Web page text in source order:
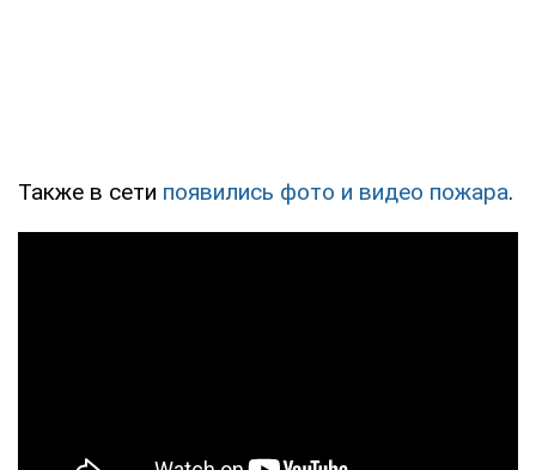
Также в сети появились фото и видео пожара.